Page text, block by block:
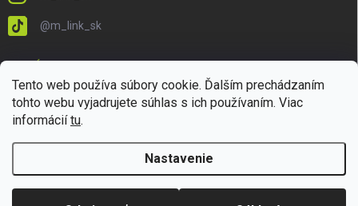
Tento web používa súbory cookie. Ďalším prechádzaním
tohto webu vyjadrujete súhlas s ich používaním. Viac
informáciítu.
Nastavenie
@m_link_sk
Copyright 2026M-LINK.sk. Všetky práva vyhradené.Upraviť nastavenie